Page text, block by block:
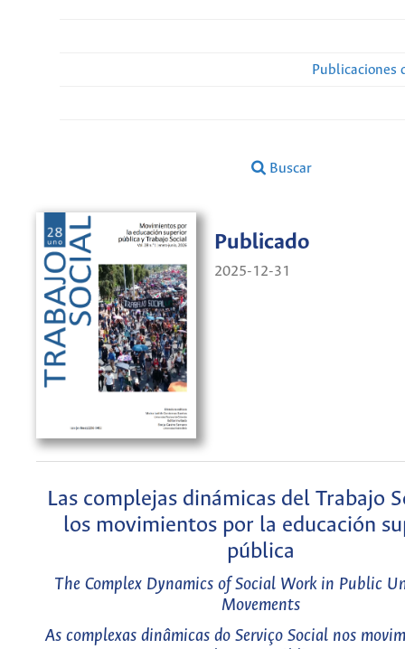
Publicaciones
Buscar
Publicado
2025-12-31
Las complejas dinámicas del Trabajo
los movimientos por la educación
pública
The Complex Dynamics of Social Work in Public
Movements
As complexas dinâmicas do Serviço Social nos